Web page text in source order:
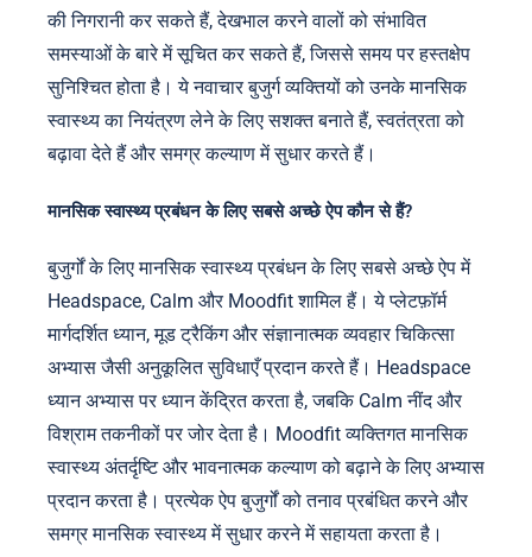
की निगरानी कर सकते हैं, देखभाल करने वालों को संभावित
समस्याओं के बारे में सूचित कर सकते हैं, जिससे समय पर हस्तक्षेप
सुनिश्चित होता है। ये नवाचार बुजुर्ग व्यक्तियों को उनके मानसिक
स्वास्थ्य का नियंत्रण लेने के लिए सशक्त बनाते हैं, स्वतंत्रता को
बढ़ावा देते हैं और समग्र कल्याण में सुधार करते हैं।
मानसिक स्वास्थ्य प्रबंधन के लिए सबसे अच्छे ऐप कौन से हैं?
बुजुर्गों के लिए मानसिक स्वास्थ्य प्रबंधन के लिए सबसे अच्छे ऐप में
Headspace, Calm और Moodfit शामिल हैं। ये प्लेटफ़ॉर्म
मार्गदर्शित ध्यान, मूड ट्रैकिंग और संज्ञानात्मक व्यवहार चिकित्सा
अभ्यास जैसी अनुकूलित सुविधाएँ प्रदान करते हैं। Headspace
ध्यान अभ्यास पर ध्यान केंद्रित करता है, जबकि Calm नींद और
विश्राम तकनीकों पर जोर देता है। Moodfit व्यक्तिगत मानसिक
स्वास्थ्य अंतर्दृष्टि और भावनात्मक कल्याण को बढ़ाने के लिए अभ्यास
प्रदान करता है। प्रत्येक ऐप बुजुर्गों को तनाव प्रबंधित करने और
समग्र मानसिक स्वास्थ्य में सुधार करने में सहायता करता है।